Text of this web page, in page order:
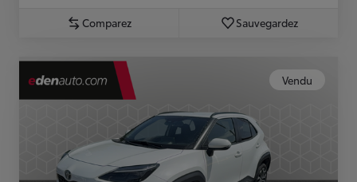
Comparez Sauvegardez
Vendu